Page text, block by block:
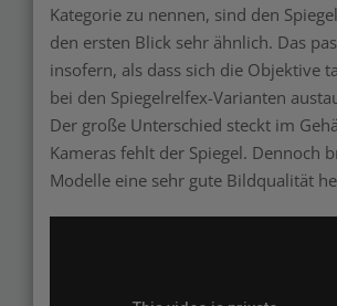
Kategorie zu nennen, sind den
den ersten Blick sehr ähnlich. Das
insofern, als dass sich die Objektive
bei den Spiegelrelfex-Varianten
Der große Unterschied steckt im
Kameras fehlt der Spiegel. Dennoch
Modelle eine sehr gute Bildqualität